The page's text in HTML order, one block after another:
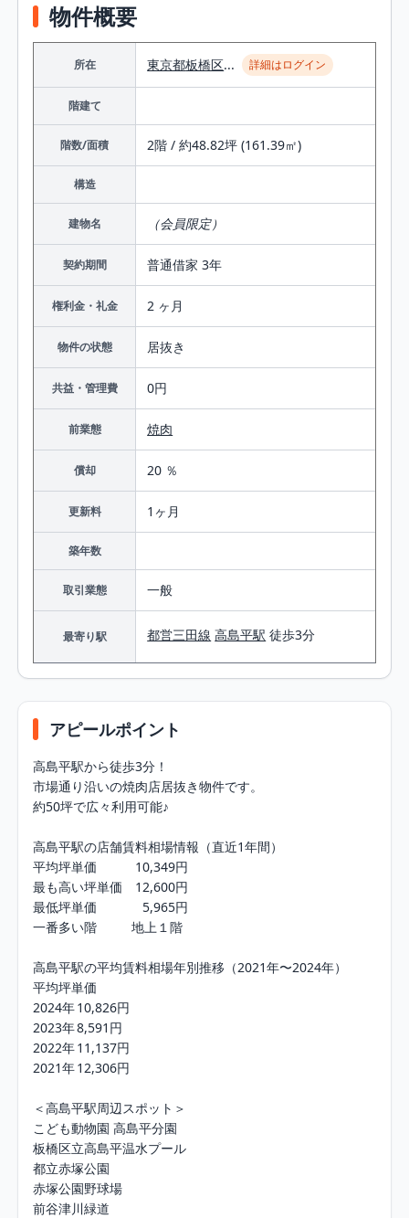
物件概要
所在 東京都板橋区... 詳細はログイン
階建て
階数/面積 2階 / 約48.82坪 (161.39㎡)
構造
建物名 （会員限定）
契約期間 普通借家 3年
権利金・礼金 2 ヶ月
物件の状態 居抜き
共益・管理費 0円
前業態 焼肉
償却 20 ％
更新料 1ヶ月
築年数
取引業態 一般
最寄り駅 都営三田線 高島平駅 徒歩3分
アピールポイント
高島平駅から徒歩3分！
市場通り沿いの焼肉店居抜き物件です。
約50坪で広々利用可能♪
高島平駅の店舗賃料相場情報（直近1年間）
平均坪単価	        10,349円
最も高い坪単価	12,600円
最低坪単価	          5,965円
一番多い階	       地上１階
高島平駅の平均賃料相場年別推移（2021年〜2024年）
平均坪単価
2024年	10,826円
2023年	8,591円
2022年	11,137円
2021年	12,306円
＜高島平駅周辺スポット＞
こども動物園 高島平分園
板橋区立高島平温水プール
都立赤塚公園
赤塚公園野球場
前谷津川緑道